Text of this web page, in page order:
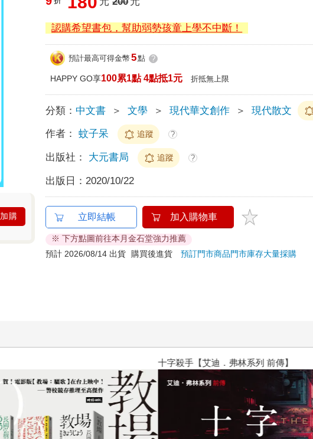
加購
認購希望書包，幫助弱勢孩童上學不中斷！
預計最高可得金幣 5點 ?
HAPPY GO享100累1點 4點抵1元 折抵無上限
分類： 中文書 ＞ 文學 ＞ 現代華文創作 ＞ 現代散文
作者： 蚊子呆 追蹤 ?
出版社： 大元書局 追蹤 ?
出版日： 2020/10/22
立即結帳 加入購物車
※ 下方點圖前往本月金石堂強力推薦
預計 2026/08/14 出貨
購買後進貨預訂門市商品門市庫存大量採購
十字殺手【艾迪．弗林系列 前傳】